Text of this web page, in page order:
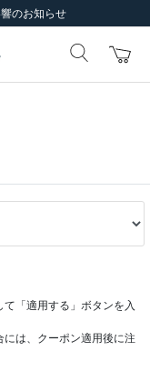
のお知らせ
「適用する」ボタンを入
には、クーポン適用後に注